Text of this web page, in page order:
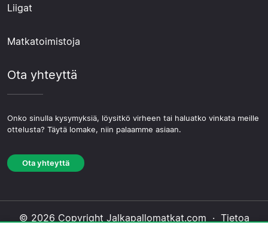
Liigat
Matkatoimistoja
Ota yhteyttä
Onko sinulla kysymyksiä, löysitkö virheen tai haluatko vinkata meille
ottelusta? Täytä lomake, niin palaamme asiaan.
Ota yhteyttä
© 2026 Copyright Jalkapallomatkat.com · Tietoa